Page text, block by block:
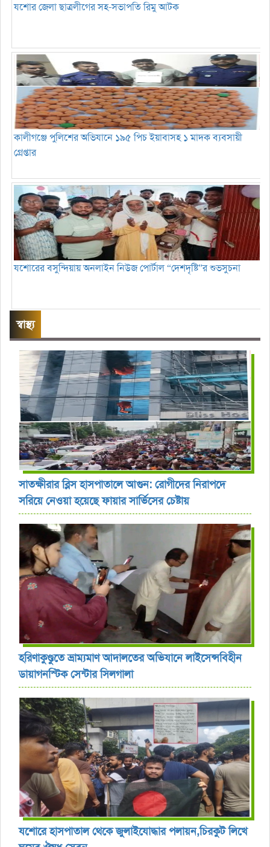
যশোর জেলা ছাত্রলীগের সহ-সভাপতি রিমু আটক
কালীগঞ্জে পুলিশের অভিযানে ১৯৫ পিচ ইয়াবাসহ ১ মাদক ব্যবসায়ী
গ্রেপ্তার
যশোরের বসুন্দিয়ায় অনলাইন নিউজ পোর্টাল “দেশদৃষ্টি”র শুভসুচনা
স্বাস্থ্য
সাতক্ষীরার ব্লিস হাসপাতালে আগুন: রোগীদের নিরাপদে
সরিয়ে নেওয়া হয়েছে ফায়ার সার্ভিসের চেষ্টায়
হরিণাকুণ্ডুতে ভ্রাম্যমাণ আদালতের অভিযানে লাইসেন্সবিহীন
ডায়াগনস্টিক সেন্টার সিলগালা
যশোরে হাসপাতাল থেকে জুলাইযোদ্ধার পলায়ন,চিরকুট লিখে